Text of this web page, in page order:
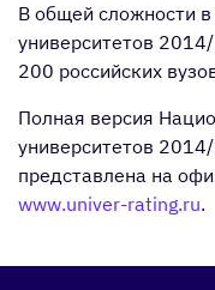
В общей сложности
университетов
200 российских
Полная версия
университетов
представлена на
www.univer-rating.ru.